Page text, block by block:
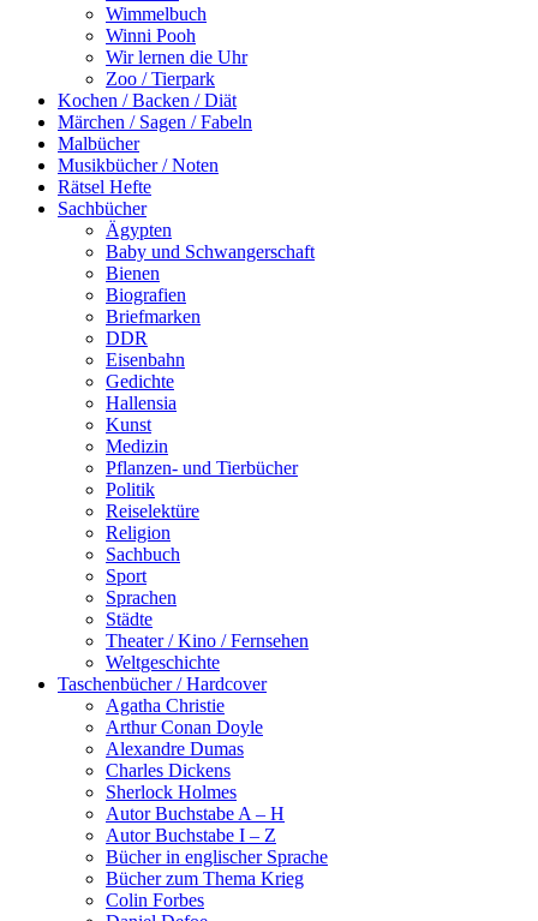
Wimmelbuch
Winni Pooh
Wir lernen die Uhr
Zoo / Tierpark
Kochen / Backen / Diät
Märchen / Sagen / Fabeln
Malbücher
Musikbücher / Noten
Rätsel Hefte
Sachbücher
Ägypten
Baby und Schwangerschaft
Bienen
Biografien
Briefmarken
DDR
Eisenbahn
Gedichte
Hallensia
Kunst
Medizin
Pflanzen- und Tierbücher
Politik
Reiselektüre
Religion
Sachbuch
Sport
Sprachen
Städte
Theater / Kino / Fernsehen
Weltgeschichte
Taschenbücher / Hardcover
Agatha Christie
Arthur Conan Doyle
Alexandre Dumas
Charles Dickens
Sherlock Holmes
Autor Buchstabe A – H
Autor Buchstabe I – Z
Bücher in englischer Sprache
Bücher zum Thema Krieg
Colin Forbes